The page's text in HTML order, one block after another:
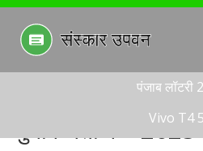
पंजाब लॉटरी
Vivo T4
चुनाव नतीजे –